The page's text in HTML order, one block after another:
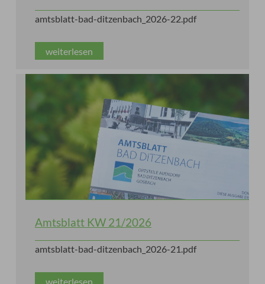
amtsblatt-bad-ditzenbach_2026-22.pdf
weiterlesen
Amtsblatt KW 21/2026
amtsblatt-bad-ditzenbach_2026-21.pdf
weiterlesen